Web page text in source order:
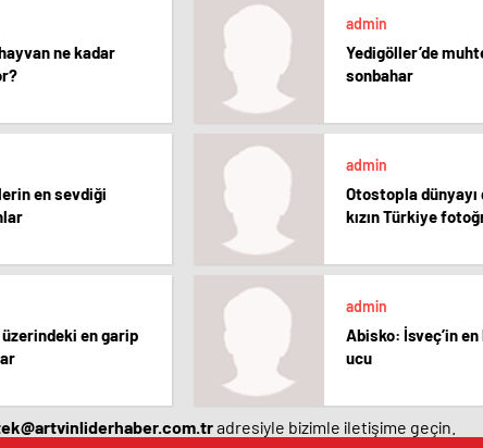
ne kadar
admin
Yedigöller’de
sonbahar
en sevdiği
admin
Otostopla dünyayı
kızın Türkiye
üzerindeki en garip
admin
Abisko: İsveç’in
ucu
adresiyle bizimle iletişime geçin.